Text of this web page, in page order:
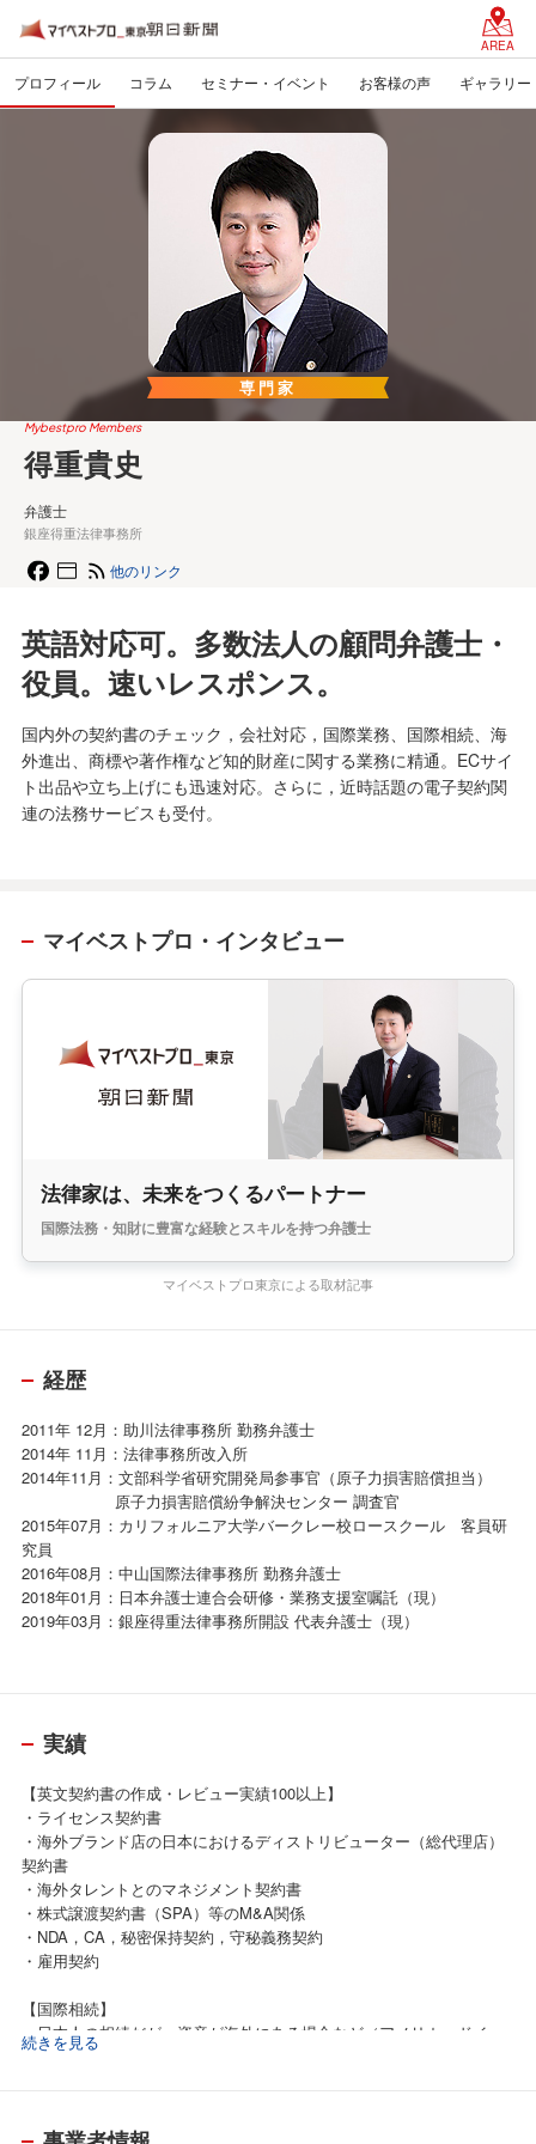
AREA
プロフィール コラム セミナー・イベント お客様の声 ギャラリー
専門家
Mybestpro Members
得重貴史
弁護士
銀座得重法律事務所
他のリンク
英語対応可。多数法人の顧問弁護士・
役員。速いレスポンス。
国内外の契約書のチェック，会社対応，国際業務、国際相続、海
外進出、商標や著作権など知的財産に関する業務に精通。ECサイ
ト出品や立ち上げにも迅速対応。さらに，近時話題の電子契約関
連の法務サービスも受付。
マイベストプロ・インタビュー
法律家は、未来をつくるパートナー
国際法務・知財に豊富な経験とスキルを持つ弁護士
マイベストプロ東京による取材記事
経歴
2011年 12月：助川法律事務所 勤務弁護士
2014年 11月：法律事務所改入所
2014年11月：文部科学省研究開発局参事官（原子力損害賠償担当）
原子力損害賠償紛争解決センター 調査官
2015年07月：カリフォルニア大学バークレー校ロースクール 客員研
究員
2016年08月：中山国際法律事務所 勤務弁護士
2018年01月：日本弁護士連合会研修・業務支援室嘱託（現）
2019年03月：銀座得重法律事務所開設 代表弁護士（現）
実績
【英文契約書の作成・レビュー実績100以上】
・ライセンス契約書
・海外ブランド店の日本におけるディストリビューター（総代理店）
契約書
・海外タレントとのマネジメント契約書
・株式譲渡契約書（SPA）等のM&A関係
・NDA，CA，秘密保持契約，守秘義務契約
・雇用契約
【国際相続】
・日本人の相続だが，資産が海外にある場合など（アメリカ、ドイ
ツ、香港、ほか多数）
・知的財産侵害の警告書対応（送る側，受け手側の双方），その他交
続きを見る